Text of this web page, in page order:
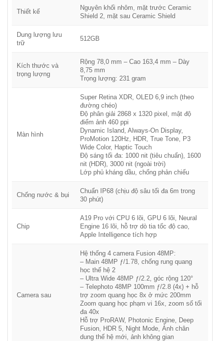
Thiết kế
Nguyên khối nhôm, mặt trước Ceramic
Shield 2, mặt sau Ceramic Shield
Dung lượng lưu
trữ
512GB
Kích thước và
trọng lượng
Rộng 78,0 mm – Cao 163,4 mm – Dày
8,75 mm
Trọng lượng: 231 gram
Màn hình
Super Retina XDR, OLED 6,9 inch (theo
đường chéo)
Độ phân giải 2868 x 1320 pixel, mật độ
điểm ảnh 460 ppi
Dynamic Island, Always-On Display,
ProMotion 120Hz, HDR, True Tone, P3
Wide Color, Haptic Touch
Độ sáng tối đa: 1000 nit (tiêu chuẩn), 1600
nit (HDR), 3000 nit (ngoài trời)
Lớp phủ kháng dầu, chống phản chiếu
Chống nước & bụi
Chuẩn IP68 (chịu độ sâu tối đa 6m trong
30 phút)
Chip
A19 Pro với CPU 6 lõi, GPU 6 lõi, Neural
Engine 16 lõi, hỗ trợ dò tia tốc độ cao,
Apple Intelligence tích hợp
Camera sau
Hệ thống 4 camera Fusion 48MP:
– Main 48MP ƒ/1.78, chống rung quang
học thế hệ 2
– Ultra Wide 48MP ƒ/2.2, góc rộng 120°
– Telephoto 48MP 100mm ƒ/2.8 (4x) + hỗ
trợ zoom quang học 8x ở mức 200mm
Zoom quang học phạm vi 16x, zoom số tối
đa 40x
Hỗ trợ ProRAW, Photonic Engine, Deep
Fusion, HDR 5, Night Mode, Ảnh chân
dung thế hệ mới, ảnh không gian